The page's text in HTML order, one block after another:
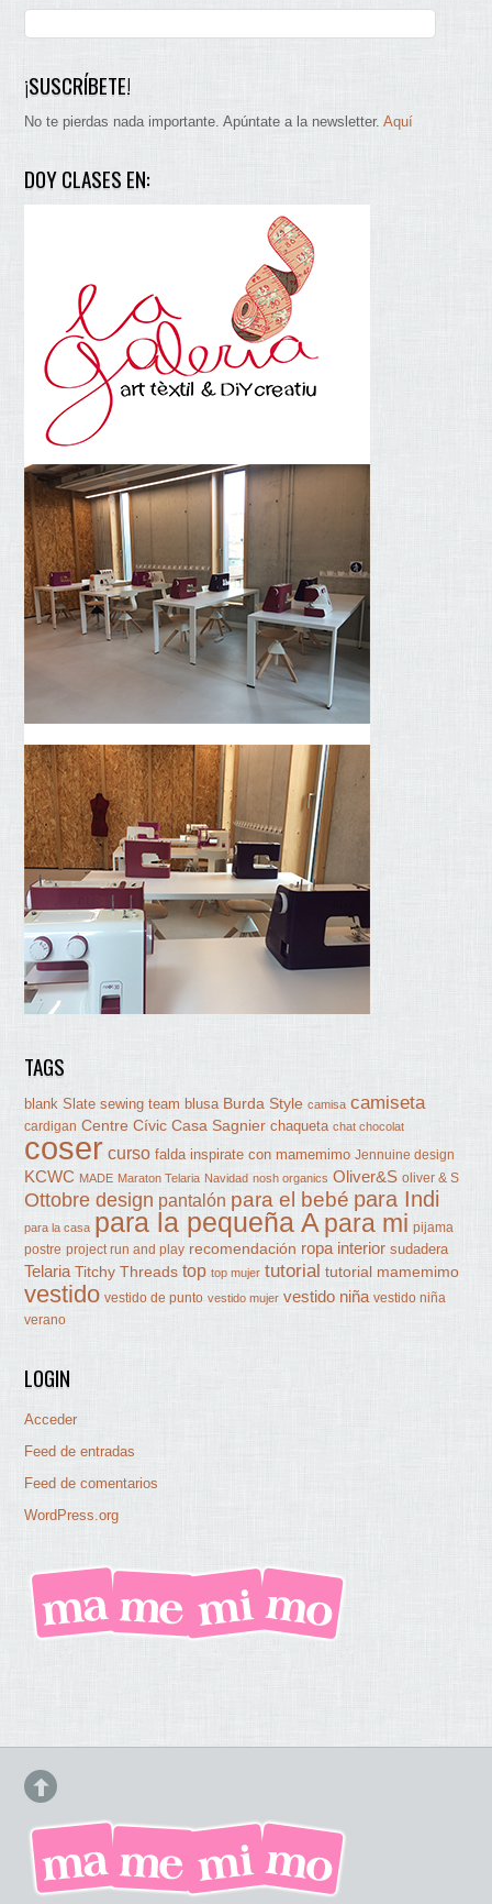
¡SUSCRÍBETE!
No te pierdas nada importante. Apúntate a la newsletter.Aquí
DOY CLASES EN:
TAGS
blank Slate sewing team blusa Burda Style camisa camiseta
cardigan Centre Cívic Casa Sagnier chaqueta chat chocolat
coser curso falda inspirate con mamemimo Jennuine design
KCWC MADE Maraton Telaria Navidad nosh organics Oliver&S oliver & S
Ottobre design pantalón para el bebé para Indi
para la casa para la pequeña A para mi pijama
postre project run and play recomendación ropa interior sudadera
Telaria Titchy Threads top top mujer tutorial tutorial mamemimo
vestido vestido de punto vestido mujer vestido niña vestido niña
verano
LOGIN
Acceder
Feed de entradas
Feed de comentarios
WordPress.org